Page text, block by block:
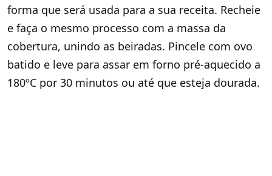
forma que será usada para a sua receita. Recheie
e faça o mesmo processo com a massa da
cobertura, unindo as beiradas. Pincele com ovo
batido e leve para assar em forno pré-aquecido a
180ºC por 30 minutos ou até que esteja dourada.